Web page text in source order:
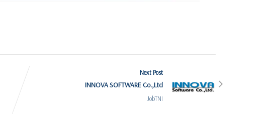
Next Post
INNOVA SOFTWARE Co.,Ltd
JobTNI